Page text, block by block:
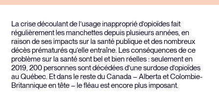
La crise découlant de l’usage inapproprié d’opioïdes fait
régulièrement les manchettes depuis plusieurs années, en
raison de ses impacts sur la santé publique et des nombreux
décès prématurés qu’elle entraîne. Les conséquences de ce
problème sur la santé sont bel et bien réelles : seulement en
2019, 200 personnes sont décédées d’une surdose d’opioïdes
au Québec. Et dans le reste du Canada – Alberta et Colombie-
Britannique en tête – le fléau est encore plus imposant.